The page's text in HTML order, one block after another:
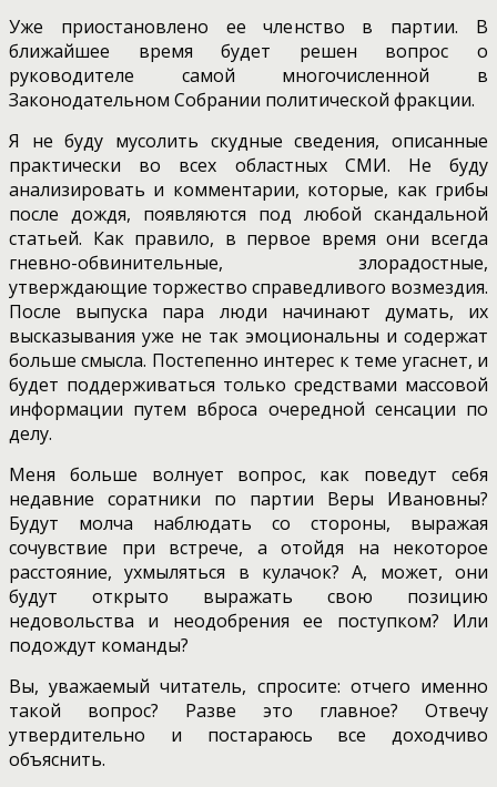
Уже приостановлено ее членство в партии. В
ближайшее время будет решен вопрос о
руководителе самой многочисленной в
Законодательном Собрании политической фракции.
Я не буду мусолить скудные сведения, описанные
практически во всех областных СМИ. Не буду
анализировать и комментарии, которые, как грибы
после дождя, появляются под любой скандальной
статьей. Как правило, в первое время они всегда
гневно-обвинительные, злорадостные,
утверждающие торжество справедливого возмездия.
После выпуска пара люди начинают думать, их
высказывания уже не так эмоциональны и содержат
больше смысла. Постепенно интерес к теме угаснет, и
будет поддерживаться только средствами массовой
информации путем вброса очередной сенсации по
делу.
Меня больше волнует вопрос, как поведут себя
недавние соратники по партии Веры Ивановны?
Будут молча наблюдать со стороны, выражая
сочувствие при встрече, а отойдя на некоторое
расстояние, ухмыляться в кулачок? А, может, они
будут открыто выражать свою позицию
недовольства и неодобрения ее поступком? Или
подождут команды?
Вы, уважаемый читатель, спросите: отчего именно
такой вопрос? Разве это главное? Отвечу
утвердительно и постараюсь все доходчиво
объяснить.